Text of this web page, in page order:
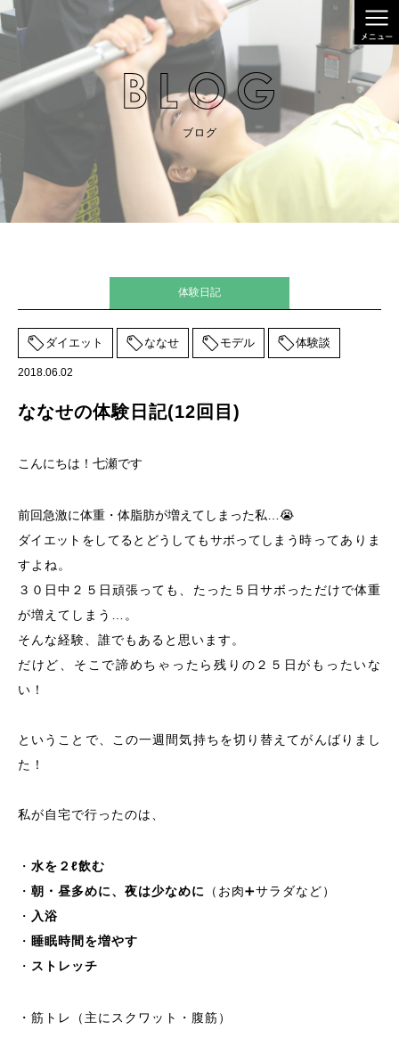
ブログ
体験日記
ダイエット ななせ モデル 体験談
2018.06.02
ななせの体験日記(12回目)
こんにちは！七瀬です
前回急激に体重・体脂肪が増えてしまった私…😭
ダイエットをしてるとどうしてもサボってしまう時ってありま
すよね。
３０日中２５日頑張っても、たった５日サボっただけで体重
が増えてしまう…。
そんな経験、誰でもあると思います。
だけど、そこで諦めちゃったら残りの２５日がもったいな
い！
ということで、この一週間気持ちを切り替えてがんばりまし
た！
私が自宅で行ったのは、
・ 水を２ℓ飲む
・ 朝・昼多めに、夜は少なめに
（お肉➕サラダなど）
・ 入浴
・ 睡眠時間を増やす
・ ストレッチ
・筋トレ（主にスクワット・腹筋）